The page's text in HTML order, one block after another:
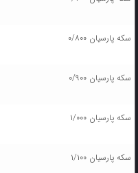
سکه پارسیان ۰/۸۰۰
سکه پارسیان ۰/۹۰۰
سکه پارسیان ۱/۰۰۰
سکه پارسیان ۱/۱۰۰